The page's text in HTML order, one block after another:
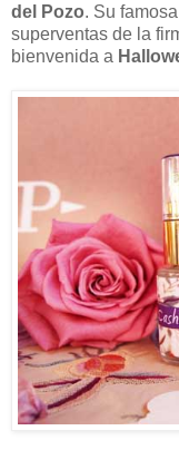
del Pozo. Su
superventas de la
bienvenida a